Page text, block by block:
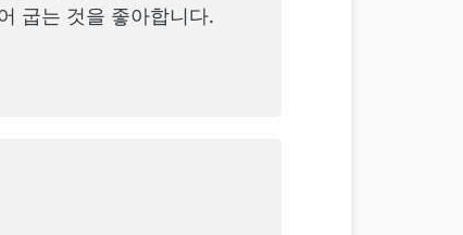
굽는 것을 좋아합니다.